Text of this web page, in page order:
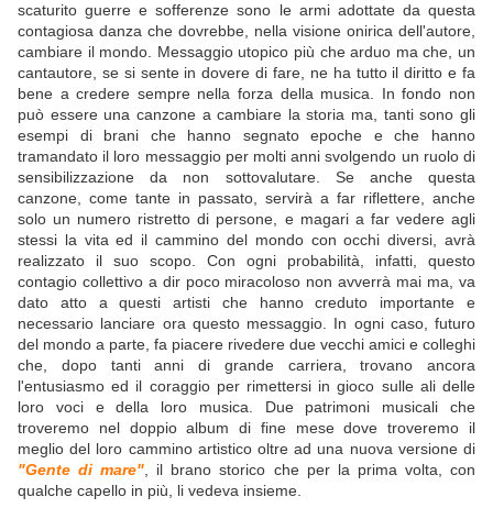
scaturito guerre e sofferenze sono le armi adottate da questa
contagiosa danza che dovrebbe, nella visione onirica dell'autore,
cambiare il mondo. Messaggio utopico più che arduo ma che, un
cantautore, se si sente in dovere di fare, ne ha tutto il diritto e fa
bene a credere sempre nella forza della musica. In fondo non
può essere una canzone a cambiare la storia ma, tanti sono gli
esempi di brani che hanno segnato epoche e che hanno
tramandato il loro messaggio per molti anni svolgendo un ruolo di
sensibilizzazione da non sottovalutare. Se anche questa
canzone, come tante in passato, servirà a far riflettere, anche
solo un numero ristretto di persone, e magari a far vedere agli
stessi la vita ed il cammino del mondo con occhi diversi, avrà
realizzato il suo scopo. Con ogni probabilità, infatti, questo
contagio collettivo a dir poco miracoloso non avverrà mai ma, va
dato atto a questi artisti che hanno creduto importante e
necessario lanciare ora questo messaggio. In ogni caso, futuro
del mondo a parte, fa piacere rivedere due vecchi amici e colleghi
che, dopo tanti anni di grande carriera, trovano ancora
l'entusiasmo ed il coraggio per rimettersi in gioco sulle ali delle
loro voci e della loro musica. Due patrimoni musicali che
troveremo nel doppio album di fine mese dove troveremo il
meglio del loro cammino artistico oltre ad una nuova versione di
"Gente di mare" , il brano storico che per la prima volta, con
qualche capello in più, li vedeva insieme.